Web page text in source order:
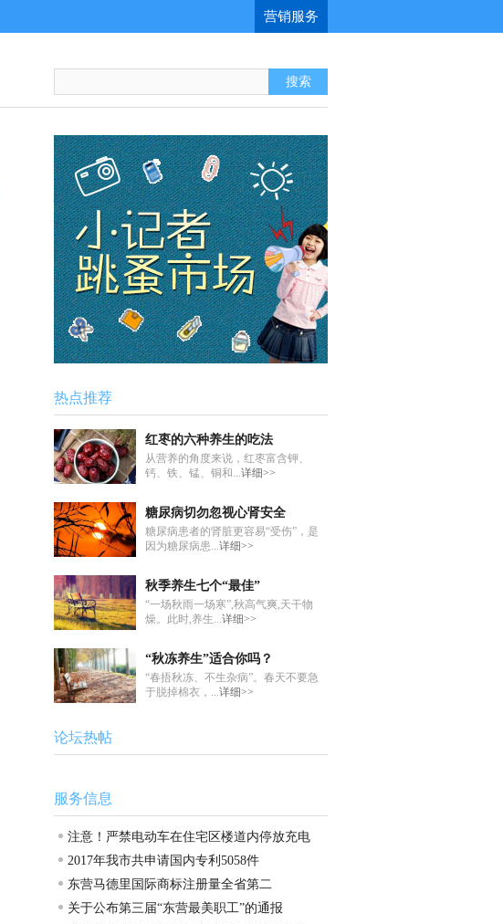
营销服务
热点推荐
红枣的六种养生的吃法
从营养的角度来说，红枣富含钾、
钙、铁、锰、铜和...详细>>
糖尿病切勿忽视心肾安全
糖尿病患者的肾脏更容易“受伤”，是
因为糖尿病患...详细>>
秋季养生七个“最佳”
“一场秋雨一场寒”,秋高气爽,天干物
燥。此时,养生...详细>>
“秋冻养生”适合你吗？
“春捂秋冻、不生杂病”。春天不要急
于脱掉棉衣，...详细>>
论坛热帖
服务信息
注意！严禁电动车在住宅区楼道内停放充电
2017年我市共申请国内专利5058件
东营马德里国际商标注册量全省第二
关于公布第三届“东营最美职工”的通报